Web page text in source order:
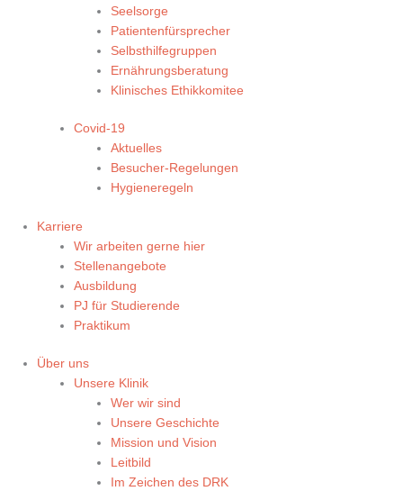
Seelsorge
Patientenfürsprecher
Selbsthilfegruppen
Ernährungsberatung
Klinisches Ethikkomitee
Covid-19
Aktuelles
Besucher-Regelungen
Hygieneregeln
Karriere
Wir arbeiten gerne hier
Stellenangebote
Ausbildung
PJ für Studierende
Praktikum
Über uns
Unsere Klinik
Wer wir sind
Unsere Geschichte
Mission und Vision
Leitbild
Im Zeichen des DRK